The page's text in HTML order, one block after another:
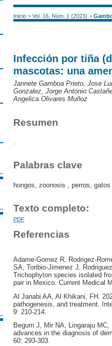
Inicio> Vol. 16, Núm. 1 (2023) >
Infección por tiña
mascotas: una
Jannete Gamboa Prieto, Jose
Gonzalez, Jorge Antonio
Angelica Olivares Muñoz
Resumen
Palabras clave
hongos, zoonosis , perros, gatos
Texto completo:
PDF
Referencias
Adame-Gomez R, Rodrigez-
SA, Toribio-Jimenez J,
Trichophyton species isolated
pair in Mexico. Current Medical
Al Janabi AA, Al Khikani, FH.
pathogenesis, and treatment.
9: 210-214.
Begum J, Mir NA, Lingaraju
advances in the diagnosis of
60: 293-303.